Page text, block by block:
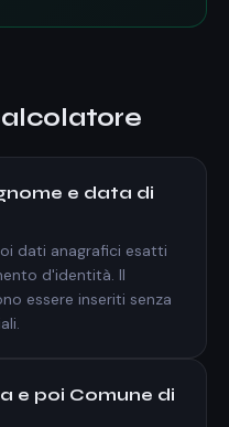
e data di
dati anagrafici esatti
d'identità. Il
essere inseriti senza
e poi Comune di